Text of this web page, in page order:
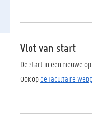
Vlot van start
De start in een nieuwe
Ook opde facultaire